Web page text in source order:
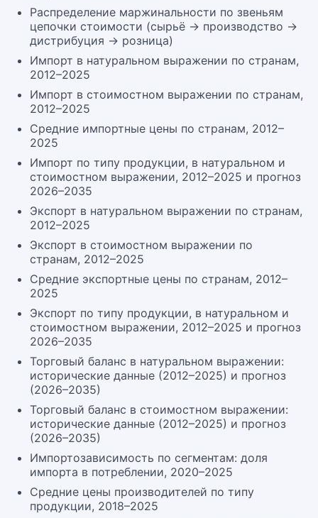
Распределение маржинальности по звеньям
цепочки стоимости (сырьё → производство →
дистрибуция → розница)
Импорт в натуральном выражении по странам,
2012–2025
Импорт в стоимостном выражении по странам,
2012–2025
Средние импортные цены по странам, 2012–
2025
Импорт по типу продукции, в натуральном и
стоимостном выражении, 2012–2025 и прогноз
2026–2035
Экспорт в натуральном выражении по странам,
2012–2025
Экспорт в стоимостном выражении по
странам, 2012–2025
Средние экспортные цены по странам, 2012–
2025
Экспорт по типу продукции, в натуральном и
стоимостном выражении, 2012–2025 и прогноз
2026–2035
Торговый баланс в натуральном выражении:
исторические данные (2012–2025) и прогноз
(2026–2035)
Торговый баланс в стоимостном выражении:
исторические данные (2012–2025) и прогноз
(2026–2035)
Импортозависимость по сегментам: доля
импорта в потреблении, 2020–2025
Средние цены производителей по типу
продукции, 2018–2025